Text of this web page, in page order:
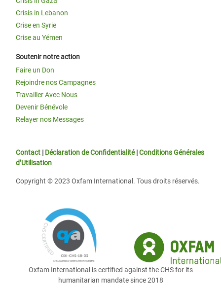
Crisis in Lebanon
Crise en Syrie
Crise au Yémen
Soutenir notre action
Faire un Don
Rejoindre nos Campagnes
Travailler Avec Nous
Devenir Bénévole
Relayer nos Messages
Contact | Déclaration de Confidentialité|Conditions Générales
d’Utilisation
Copyright © 2023 Oxfam International. Tous droits réservés.
Oxfam International is certified against the CHS for its
humanitarian mandate since 2018